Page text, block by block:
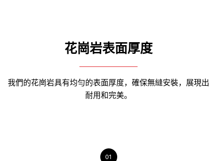
花崗岩表面厚度
我們的花崗岩具有均勻的表面厚度，確保無縫安裝，展現出
耐用和完美。
01